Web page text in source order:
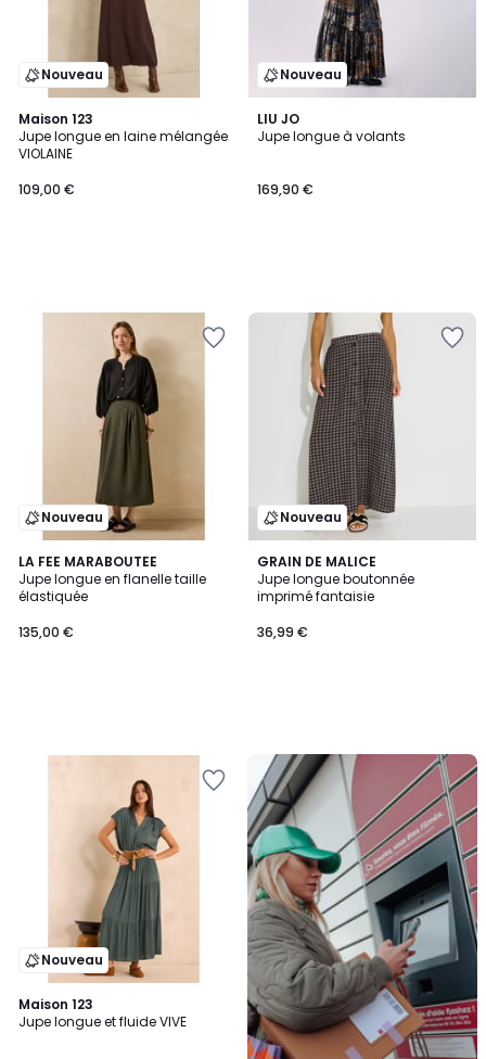
Nouveau
Maison 123
Jupe longue en laine mélangée
VIOLAINE
109,00 €
Nouveau
LIU JO
Jupe longue à volants
169,90 €
Nouveau
LA FEE MARABOUTEE
Jupe longue en flanelle taille
élastiquée
135,00 €
Nouveau
GRAIN DE MALICE
Jupe longue boutonnée
imprimé fantaisie
36,99 €
Nouveau
Maison 123
Jupe longue et fluide VIVE
Nouveau
Livraison
en
Locker
Mondial
Relay